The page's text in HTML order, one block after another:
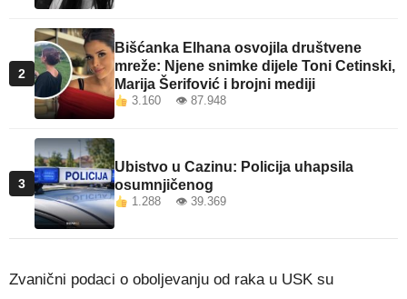
2
Bišćanka Elhana osvojila društvene
mreže: Njene snimke dijele Toni Cetinski,
Marija Šerifović i brojni mediji
3.160 👁 87.948
3
Ubistvo u Cazinu: Policija uhapsila
osumnjičenog
1.288 👁 39.369
Zvanični podaci o oboljevanju od raka u USK su